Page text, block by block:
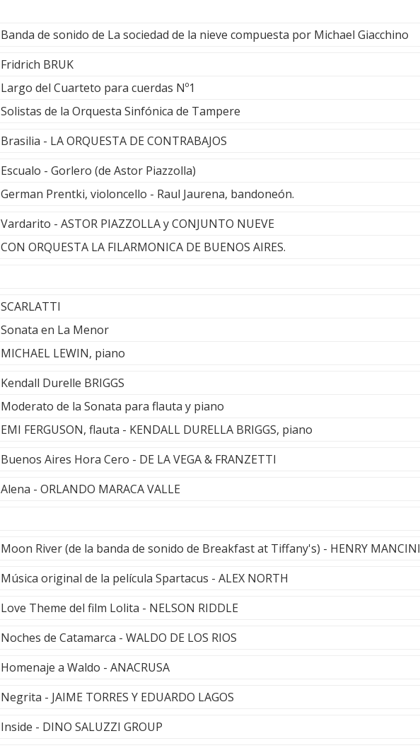
Banda de sonido de La sociedad de la nieve compuesta por Michael Giacchino
Fridrich BRUK
Largo del Cuarteto para cuerdas Nº1
Solistas de la Orquesta Sinfónica de Tampere
Brasilia - LA ORQUESTA DE CONTRABAJOS
Escualo - Gorlero (de Astor Piazzolla)
German Prentki, violoncello - Raul Jaurena, bandoneón.
Vardarito - ASTOR PIAZZOLLA y CONJUNTO NUEVE
CON ORQUESTA LA FILARMONICA DE BUENOS AIRES.
SCARLATTI
Sonata en La Menor
MICHAEL LEWIN, piano
Kendall Durelle BRIGGS
Moderato de la Sonata para flauta y piano
EMI FERGUSON, flauta - KENDALL DURELLA BRIGGS, piano
Buenos Aires Hora Cero - DE LA VEGA & FRANZETTI
Alena - ORLANDO MARACA VALLE
Moon River (de la banda de sonido de Breakfast at Tiffany's) - HENRY MANCINI
Música original de la película Spartacus - ALEX NORTH
Love Theme del film Lolita - NELSON RIDDLE
Noches de Catamarca - WALDO DE LOS RIOS
Homenaje a Waldo - ANACRUSA
Negrita - JAIME TORRES Y EDUARDO LAGOS
Inside - DINO SALUZZI GROUP